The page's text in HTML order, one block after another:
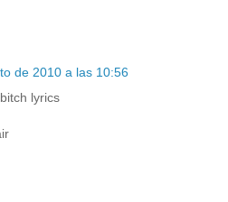
de 2010 a las 10:56
lyrics